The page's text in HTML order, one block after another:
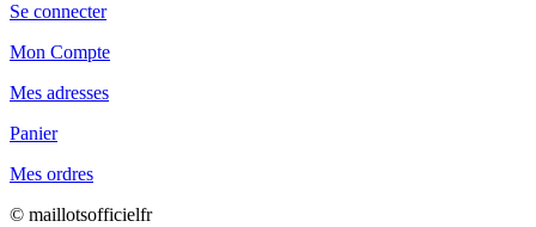
Se connecter
Mon Compte
Mes adresses
Panier
Mes ordres
© maillotsofficielfr